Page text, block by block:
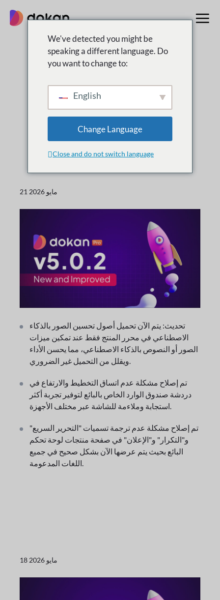
إلى
المحتوى
جديد
الإصدارات الجديدة والتحسينات والتحديثات لدوكان
21 مايو 2026
تحديث: يتم الآن تحميل أصول تحسين الصور بالذكاء
الاصطناعي في محرر المنتج فقط عند تمكين ميزات
الصور أو النصوص بالذكاء الاصطناعي، مما يحسن الأداء
ويقلل من التحميل غير الضروري.
تم إصلاح مشكلة عدم اتساق التخطيط والارتفاع في
دردشة صندوق الوارد الخاص بالبائع لتوفير تجربة أكثر
استجابة وملاءمة للشاشة عبر مختلف الأجهزة.
تم إصلاح مشكلة عدم ترجمة تسميات "التحرير السريع"
و"التكرار" و"الإعلان" في صفحة منتجات لوحة تحكم
البائع بحيث يتم عرضها الآن بشكل صحيح في جميع
اللغات المدعومة.
18 مايو 2026
We've detected you might be
speaking a different language. Do
you want to change to:
English
Change Language
Close and do not switch language